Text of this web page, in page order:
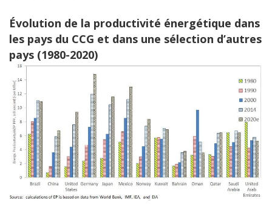
Évolution de la productivité énergétique dans
les pays du CCG et dans une sélection d’autres
pays (1980-2020)